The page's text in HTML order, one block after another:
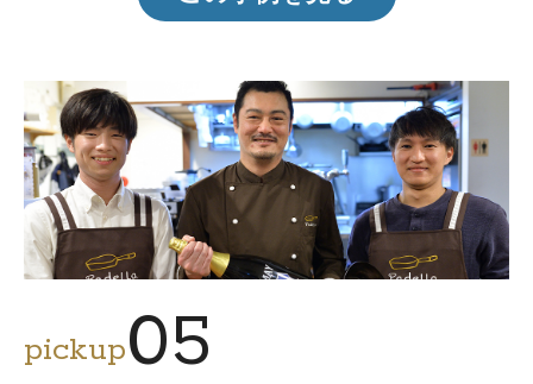
pickup05